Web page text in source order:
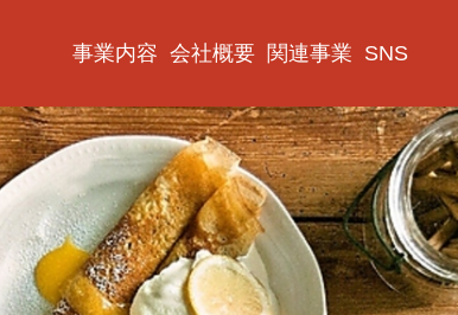
事業内容 会社概要 関連事業 SNS